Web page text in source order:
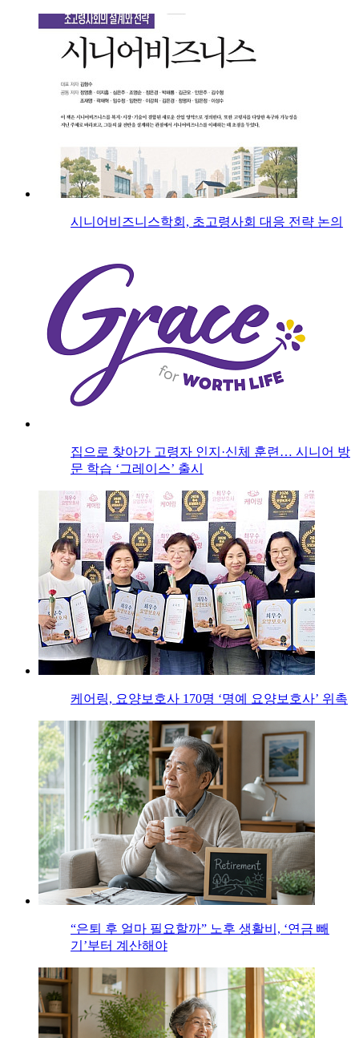
시니어비즈니스학회, 초고령사회 대응 전략 논의
집으로 찾아가 고령자 인지·신체 훈련… 시니어 방
문 학습 ‘그레이스’ 출시
케어링, 요양보호사 170명 ‘명예 요양보호사’ 위촉
“은퇴 후 얼마 필요할까” 노후 생활비, ‘연금 빼
기’부터 계산해야